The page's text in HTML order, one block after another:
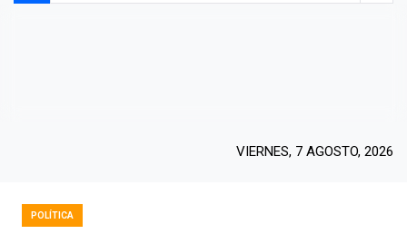
VIERNES, 7 AGOSTO, 2026
POLÍTICA